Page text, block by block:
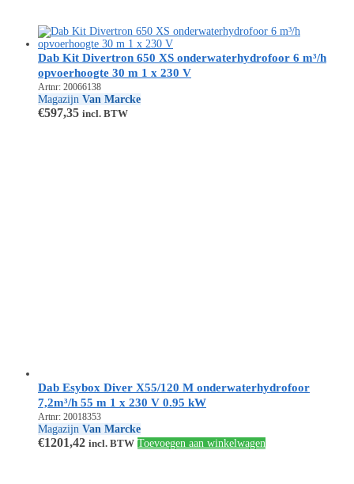
Dab Kit Divertron 650 XS onderwaterhydrofoor 6 m³/h
opvoerhoogte 30 m 1 x 230 V
Artnr: 20066138
Magazijn Van Marcke
€597,35 incl. BTW
Dab Esybox Diver X55/120 M onderwaterhydrofoor
7,2m³/h 55 m 1 x 230 V 0.95 kW
Artnr: 20018353
Magazijn Van Marcke
€1201,42 incl. BTW Toevoegen aan winkelwagen